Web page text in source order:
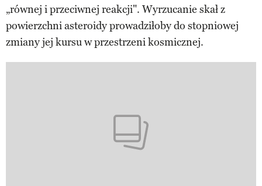
„równej i przeciwnej reakcji". Wyrzucanie skał z
powierzchni asteroidy prowadziłoby do stopniowej
zmiany jej kursu w przestrzeni kosmicznej.